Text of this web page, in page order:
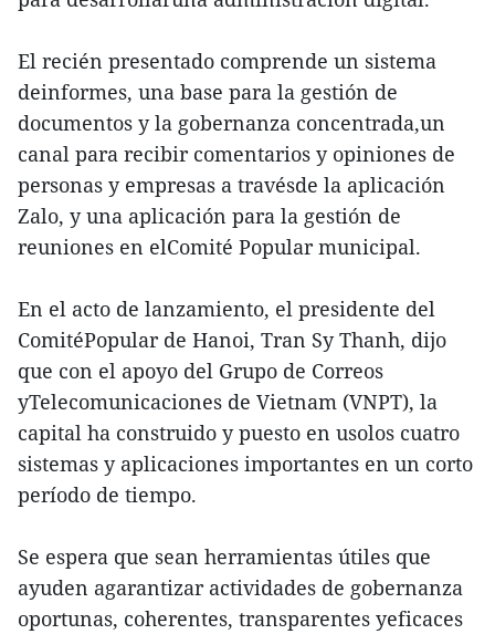
El recién presentado comprende un sistema
deinformes, una base para la gestión de
documentos y la gobernanza concentrada,un
canal para recibir comentarios y opiniones de
personas y empresas a travésde la aplicación
Zalo, y una aplicación para la gestión de
reuniones en elComité Popular municipal.
En el acto de lanzamiento, el presidente del
ComitéPopular de Hanoi, Tran Sy Thanh, dijo
que con el apoyo del Grupo de Correos
yTelecomunicaciones de Vietnam (VNPT), la
capital ha construido y puesto en usolos cuatro
sistemas y aplicaciones importantes en un corto
período de tiempo.
Se espera que sean herramientas útiles que
ayuden agarantizar actividades de gobernanza
oportunas, coherentes, transparentes yeficaces